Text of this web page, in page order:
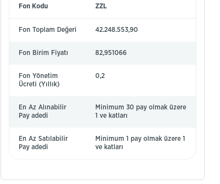
Fon Kodu ZZL
Fon Toplam Değeri 42.248.553,90
Fon Birim Fiyatı 82,951066
Fon Yönetim
Ücreti (Yıllık)
0,2
En Az Alınabilir
Pay adedi
Minimum 30 pay olmak üzere
1 ve katları
En Az Satılabilir
Pay adedi
Minimum 1 pay olmak üzere 1
ve katları